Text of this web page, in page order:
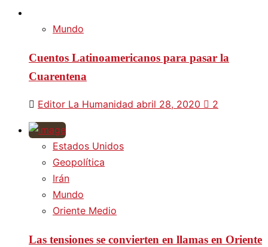
Mundo
Cuentos Latinoamericanos para pasar la
Cuarentena
Editor La Humanidad abril 28, 2020 2
Estados Unidos
Geopolítica
Irán
Mundo
Oriente Medio
Las tensiones se convierten en llamas en Oriente